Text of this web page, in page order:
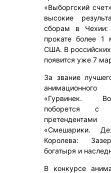
«Выборгский
высокие
сборам в Чехии:
прокате более 1
США. В
появится уже 7
За звание
«Гурвинек.
поборется с
«Смешарики.
Королева:
богатыря и
В конкурсе